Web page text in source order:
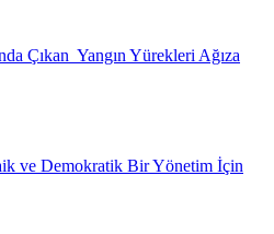
Çıkan Yangın Yürekleri Ağıza
ve Demokratik Bir Yönetim İçin